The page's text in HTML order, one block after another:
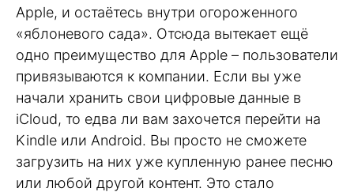
Apple, и остаётесь внутри огороженного
«яблоневого сада». Отсюда вытекает ещё
одно преимущество для Apple – пользователи
привязываются к компании. Если вы уже
начали хранить свои цифровые данные в
iCloud, то едва ли вам захочется перейти на
Kindle или Android. Вы просто не сможете
загрузить на них уже купленную ранее песню
или любой другой контент. Это стало